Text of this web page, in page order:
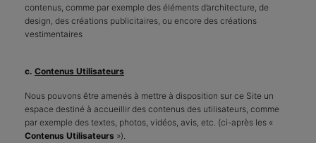
contenus, comme par exemple des éléments d’architecture, de
design, des créations publicitaires, ou encore des créations
vestimentaires
c. Contenus Utilisateurs
Nous pouvons être amenés à mettre à disposition sur ce Site un
espace destiné à accueillir des contenus des utilisateurs, comme
par exemple des textes, photos, vidéos, avis, etc. (ci-après les «
Contenus Utilisateurs »).